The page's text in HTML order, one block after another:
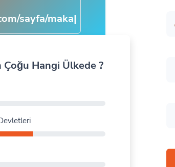
sayfa/makale
Çoğu Hangi Ülkede ?